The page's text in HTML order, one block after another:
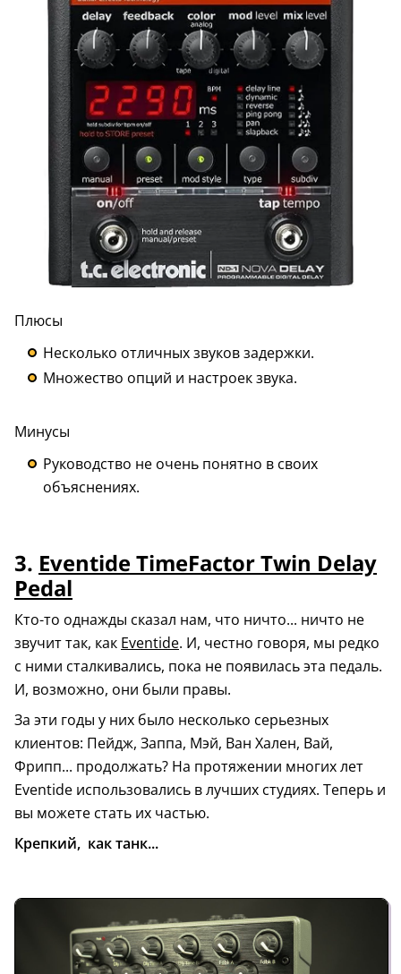
Плюсы
Несколько отличных звуков задержки.
Множество опций и настроек звука.
Минусы
Руководство не очень понятно в своих
объяснениях.
3. Eventide TimeFactor Twin Delay
Pedal
Кто-то однажды сказал нам, что ничто... ничто не
звучит так, как Eventide. И, честно говоря, мы редко
с ними сталкивались, пока не появилась эта педаль.
И, возможно, они были правы.
За эти годы у них было несколько серьезных
клиентов: Пейдж, Заппа, Мэй, Ван Хален, Вай,
Фрипп... продолжать? На протяжении многих лет
Eventide использовались в лучших студиях. Теперь и
вы можете стать их частью.
Крепкий, как танк...